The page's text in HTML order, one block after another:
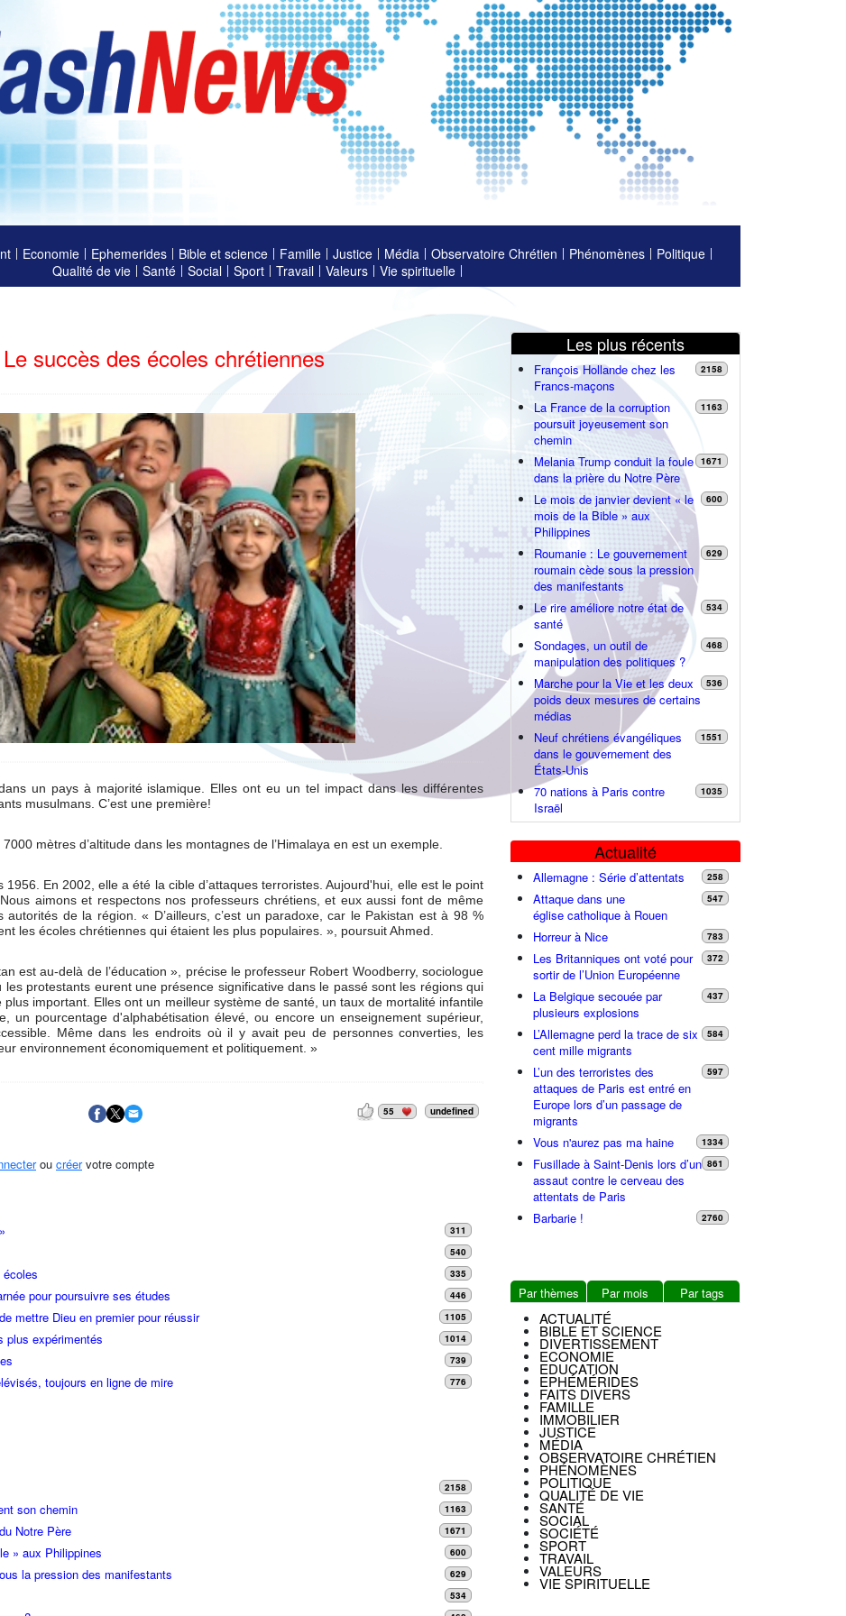
Economie Ephemerides Bible et science Famille Justice Média Observatoire Chrétien Phénomènes
Politique
Qualité de vie
Santé Social Sport Travail Valeurs Vie spirituelle
succès des écoles chrétiennes
un pays à majorité islamique. Elles ont eu un tel impact dans les différentes
musulmans. C’est une première!
mètres d’altitude dans les montagnes de l’Himalaya en est un exemple.
En 2002, elle a été la cible d’attaques terroristes. Aujourd'hui, elle est le point
aimons et respectons nos professeurs chrétiens, et eux aussi font de même
de la région. « D’ailleurs, c’est un paradoxe, car le Pakistan est à 98 %
les écoles chrétiennes qui étaient les plus populaires. », poursuit Ahmed.
est au-delà de l’éducation », précise le professeur Robert Woodberry, sociologue
les protestants eurent une présence significative dans le passé sont les régions qui
important. Elles ont un meilleur système de santé, un taux de mortalité infantile
un pourcentage d'alphabétisation élevé, ou encore un enseignement supérieur,
Même dans les endroits où il y avait peu de personnes converties, les
environnement économiquement et politiquement. »
55 undefined
ou créervotre compte
311
540
335
pour poursuivre ses études 446
mettre Dieu en premier pour réussir 1105
plus expérimentés 1014
739
toujours en ligne de mire 776
2158
son chemin 1163
Notre Père 1671
» aux Philippines 600
la pression des manifestants 629
534
Les plus récents
François Hollande chez les
Francs-maçons
2158
La France de la corruption
poursuit joyeusement son
chemin
1163
Melania Trump conduit la foule
dans la prière du Notre Père
1671
Le mois de janvier devient « le
mois de la Bible » aux
Philippines
600
Roumanie : Le gouvernement
roumain cède sous la pression
des manifestants
629
Le rire améliore notre état de
santé
534
Sondages, un outil de
manipulation des politiques ?
468
Marche pour la Vie et les deux
poids deux mesures de certains
médias
536
Neuf chrétiens évangéliques
dans le gouvernement des
États-Unis
1551
70 nations à Paris contre
Israël
1035
Actualité
Allemagne : Série d’attentats 258
Attaque dans une
église catholique à Rouen
547
Horreur à Nice 783
Les Britanniques ont voté pour
sortir de l’Union Européenne
372
La Belgique secouée par
plusieurs explosions
437
L’Allemagne perd la trace de six
cent mille migrants
584
L’un des terroristes des
attaques de Paris est entré en
Europe lors d’un passage de
migrants
597
Vous n'aurez pas ma haine 1334
Fusillade à Saint-Denis lors d’un
assaut contre le cerveau des
attentats de Paris
861
Barbarie ! 2760
Par thèmes Par mois Par tags
ACTUALITÉ
BIBLE ET SCIENCE
DIVERTISSEMENT
ECONOMIE
EDUCATION
EPHÉMÉRIDES
FAITS DIVERS
FAMILLE
IMMOBILIER
JUSTICE
MÉDIA
OBSERVATOIRE CHRÉTIEN
PHÉNOMÈNES
POLITIQUE
QUALITÉ DE VIE
SANTÉ
SOCIAL
SOCIÉTÉ
SPORT
TRAVAIL
VALEURS
VIE SPIRITUELLE